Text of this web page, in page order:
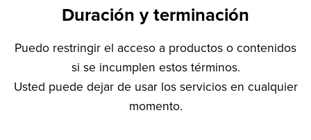
Duración y terminación
Puedo restringir el acceso a productos o contenidos
si se incumplen estos términos.
Usted puede dejar de usar los servicios en cualquier
momento.